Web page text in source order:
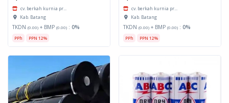
cv. berkah kurnia pr...
Kab. Batang
TKDN (0.00) + BMP (0.00) : 0%
PPh PPN 12%
cv. berkah kurnia pr...
Kab. Batang
TKDN (0.00) + BMP (0.00) : 0%
PPh PPN 12%